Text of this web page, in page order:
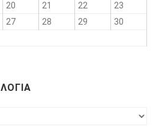
20 21 22
23
27 28 29
30